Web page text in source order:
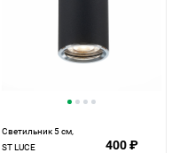
Светильник 5 см,
ST LUCE
400 ₽